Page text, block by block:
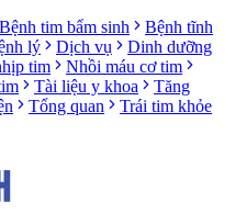
Bệnh tim bẩm sinh
Bệnh tĩnh
lý Dịch vụ
Dinh dưỡng
tim
Nhồi máu cơ tim
Tài liệu y khoa
Tăng
Tổng quan
Trái tim khỏe